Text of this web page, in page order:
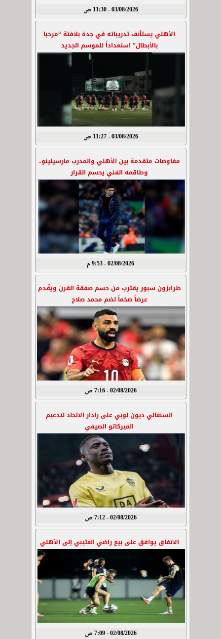
03/08/2026 - 11:30 ص
الأهلي يستأنف تدريباته في جدة بلافتة “مرحبا
بالأبطال” استعداداً للموسم الجديد
03/08/2026 - 11:27 ص
مفاوضات متقدمة بين الأهلي والمدرب مارسيلينو..
وطاقمه الفني يحسم القرار
02/08/2026 - 9:53 م
طرابزون سبور يقترب من حسم صفقة القرن ويقّدم
عرضاً ضخماً لضم محمد صلاح
02/08/2026 - 7:16 ص
السنغالي ديون لوبي على رادار الاتحاد لتدعيم
الميركاتو الصيفي
02/08/2026 - 7:12 ص
الاتفاق يوافق على بيع راضي العتيبي إلى الأهلي
02/08/2026 - 7:09 ص